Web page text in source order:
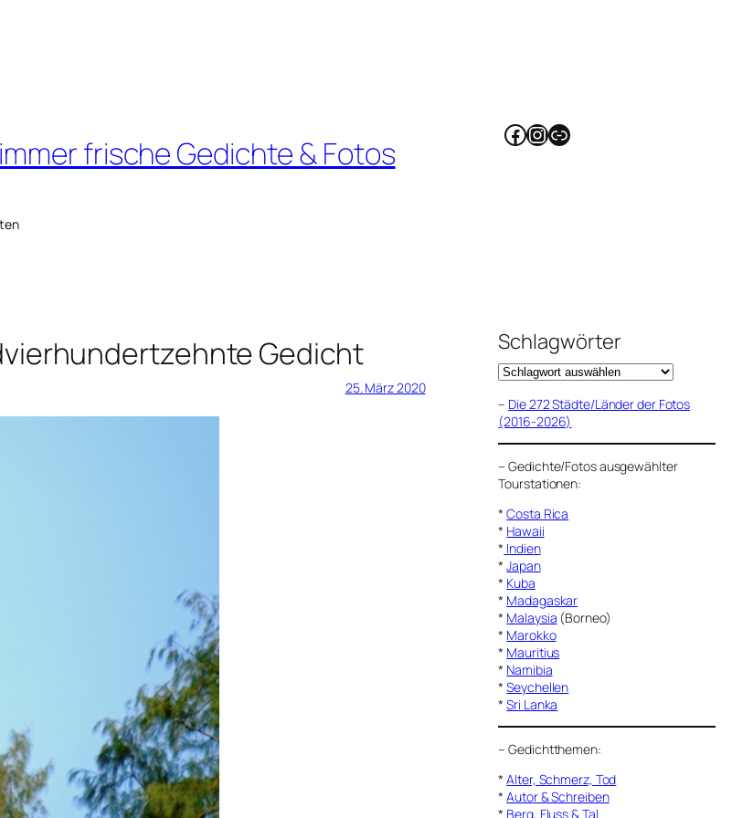
frische Gedichte & Fotos Facebook
Instagram
Link
Gedicht
25. März 2020
Schlagwörter
– Die 272 Städte/Länder der Fotos
(2016-2026)
–Gedichte/Fotos ausgewählter
Tourstationen:
*Costa Rica
* Hawaii
* Indien
*Japan
* Kuba
* Madagaskar
* Malaysia (Borneo)
* Marokko
* Mauritius
* Namibia
*Seychellen
*Sri Lanka
–Gedichtthemen:
*Alter, Schmerz, Tod
*Autor & Schreiben
* Berg, Fluss & Tal